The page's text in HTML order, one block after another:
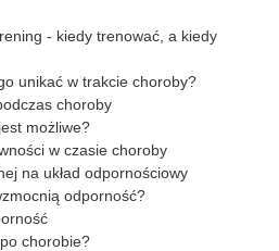
- kiedy trenować, a kiedy
unikać w trakcie choroby?
choroby
możliwe?
w czasie choroby
na układ odpornościowy
odporność?
chorobie?